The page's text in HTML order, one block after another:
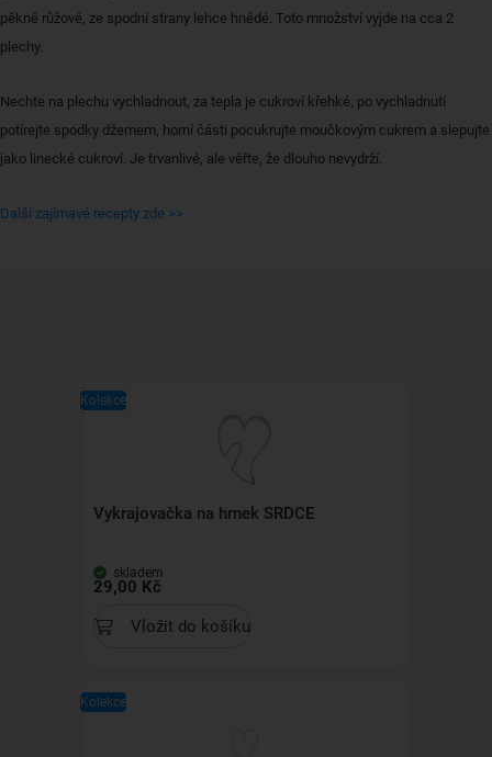
pěkně růžové, ze spodní strany lehce hnědé. Toto množství vyjde na cca 2
plechy.
Nechte na plechu vychladnout, za tepla je cukroví křehké, po vychladnutí
potírejte spodky džemem, horní části pocukrujte moučkovým cukrem a slepujte
jako linecké cukroví. Je trvanlivé, ale věřte, že dlouho nevydrží.
Další zajímavé recepty zde >>
Kolekce
Vykrajovačka na hrnek SRDCE
skladem
29,00 Kč
Vložit do košíku
Kolekce